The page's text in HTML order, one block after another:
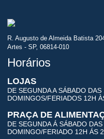
R. Augusto de Almeida Batista
Artes - SP, 06814-010
Horários
LOJAS
DE SEGUNDA A SÁBADO
DOMINGOS/FERIADOS 12H
PRAÇA DE
DE SEGUNDA Á SÁBADO
DOMINGO/FERIADO 12H ÁS